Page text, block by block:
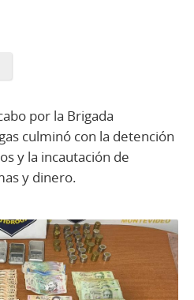
por la Brigada
culminó con la detención
y la incautación de
y dinero.